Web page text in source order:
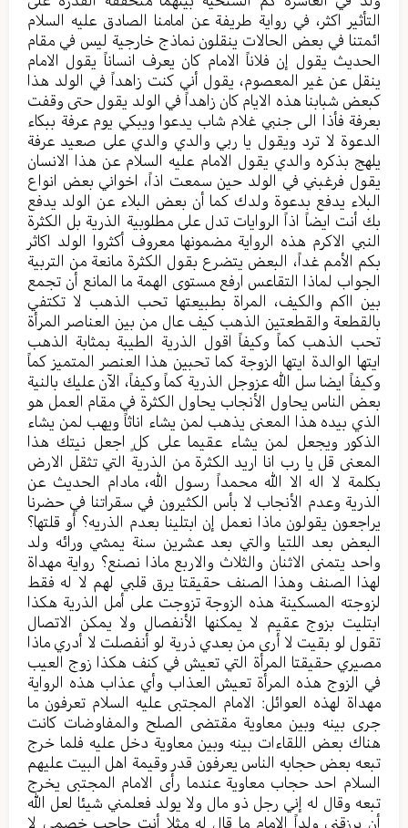
التأثير اكثر، في رواية طريفة عن امامنا الصادق عليه السلام
ائمتنا في بعض الحالات ينقلون نماذج خارجية ليس في مقام
الحديث يقول إن فلاناً الامام كان يعرف انساناً يقول الامام
ينقل عن غير المعصوم، يقول أني كنت زاهداً في الولد هذا
كبعض شبابنا هذه الايام كان زاهداً في الولد يقول حتى وقفت
بعرفة فأذا الى جنبي غلام شاب يدعوا ويبكي يوم عرفة ببكاء
الدعوة لا ترد ويقول يا ربي والدي والدي على صعيد عرفة
يلهج بذكره والدي يقول الامام عليه السلام عن هذا الانسان
يقول فرغبني في الولد حين سمعت اذاً، اخواني بعض انواع
البلاء يدفع بدعوة ولدك كما أن بعض البلاء عن الولد يدفع
بك أنت ايضاً اذاً الروايات تدل على مطلوبية الذرية بل الكثرة
النبي الاكرم هذه الرواية مضمونها معروف أكثروا الولد اكاثر
بكم الأمم غداً، البعض يتضرع بقول الكثرة مانعة من التربية
الجواب لماذا التقاعس ارفع مستوى الهمة ما المانع أن تجمع
بين ااكم والكيف، المراة بطبيعتها تحب الذهب لا تكتفي
بالقطعة والقطعتين الذهب كيف عال من بين العناصر المرأة
تحب الذهب كماً وكيفاً اقول الذرية الطيبة بمثابة الذهب
ايتها الوالدة ايتها الزوجة كما تحبين هذا العنصر المتميز كماً
وكيفاً ايضا سل الله عزوجل الذرية كماً وكيفاً، الآن عليك بالنية
بعض الناس يحاول الأنجاب يحاول الكثرة في مقام العمل هو
الذي بيده هذا المعنى يذهب لمن يشاء اناثاً ويهب لمن يشاء
الذكور ويجعل لمن يشاء عقيما على كلٍ اجعل نيتك هذا
المعنى قل يا رب انا اريد الكثرة من الذرية التي تثقل الارض
بكلمة لا اله الا الله محمداً رسول الله، مادام الحديث عن
الذرية وعدم الأنجاب لا بأس الكثيرون في سقراتنا في حضرنا
يراجعون يقولون ماذا نعمل إن ابتلينا بعدم الذريه؟ أو قلتها؟
البعض بعد اللتيا والتي بعد عشرين سنة يمشي ورائه ولد
واحد يتمنى الاثنان والثلاث والاربع ماذا نصنع؟ رواية مهداة
لهذا الصنف وهذا الصنف حقيقتا يرق قلبي لهم لا له فقط
لزوجته المسكينة هذه الزوجة تزوجت على أمل الذرية هكذا
ابتليت بزوج عقيم لا يمكنها الأنفصال ولا يمكن الاتصال
تقول لو بقيت لا أرى من بعدي ذرية لو أنفصلت لا أدري ماذا
مصيري حقيقتا المرأة التي تعيش في كنف هكذا زوج العيب
في الزوج هذه المرأة تعيش العذاب وأي عذاب هذه الرواية
مهداة لهذه العوائل: الامام المجتبى عليه السلام تعرفون ما
جرى بينه وبين معاوية مقتضى الصلح والمفاوضات كانت
هناك بعض اللقاءات بينه وبين معاوية دخل عليه فلما خرج
تبعه بعض حجابه الناس يعرفون قدر وقيمة اهل البيت عليهم
السلام احد حجاب معاوية عندما رأى الامام المجتبى يخرج
تبعه وقال له إني رجل ذو مال ولا يولد فعلمني شيئا لعل الله
أن يرزقني ولداً الامام ما قال له مثلا أنت حاجب خصمي لا